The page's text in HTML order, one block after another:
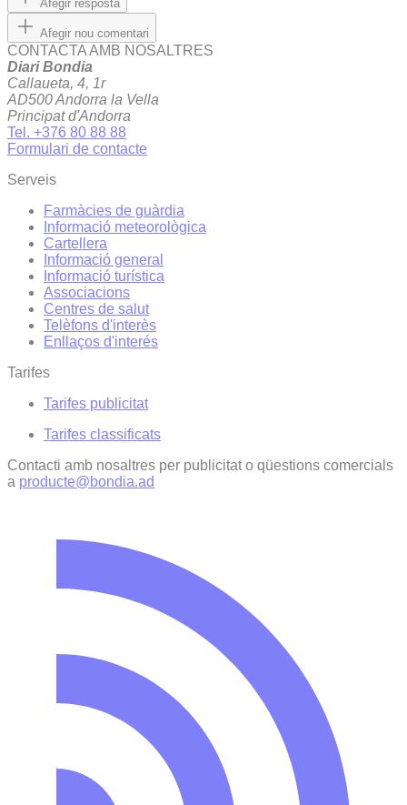
Afegir resposta
Afegir nou comentari
CONTACTA AMB NOSALTRES
Diari Bondia
Callaueta, 4, 1r
AD500 Andorra la Vella
Principat d'Andorra
Tel. +376 80 88 88
Formulari de contacte
Serveis
Farmàcies de guàrdia
Informació meteorològica
Cartellera
Informació general
Informació turística
Associacions
Centres de salut
Telèfons d'interès
Enllaços d'interés
Tarifes
Tarifes publicitat
Tarifes classificats
Contacti amb nosaltres per publicitat o qüestions comercials
a producte@bondia.ad